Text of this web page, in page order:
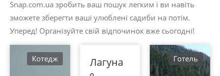
Snap.com.ua зробить ваш пошук легким і ви навіть
зможете зберегти ваші улюблені садиби на потім.
Уперед! Організуйте свій відпочинок вже сьогодні!
Котедж
грн.
Славське
Лагуна Готель